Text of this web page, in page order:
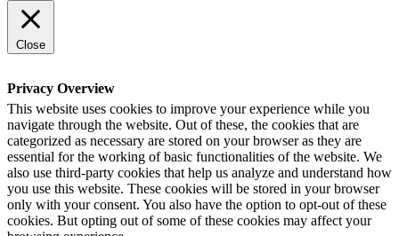
Close
Privacy Overview
This website uses cookies to improve your experience while you
navigate through the website. Out of these, the cookies that are
categorized as necessary are stored on your browser as they are
essential for the working of basic functionalities of the website. We
also use third-party cookies that help us analyze and understand how
you use this website. These cookies will be stored in your browser
only with your consent. You also have the option to opt-out of these
cookies. But opting out of some of these cookies may affect your